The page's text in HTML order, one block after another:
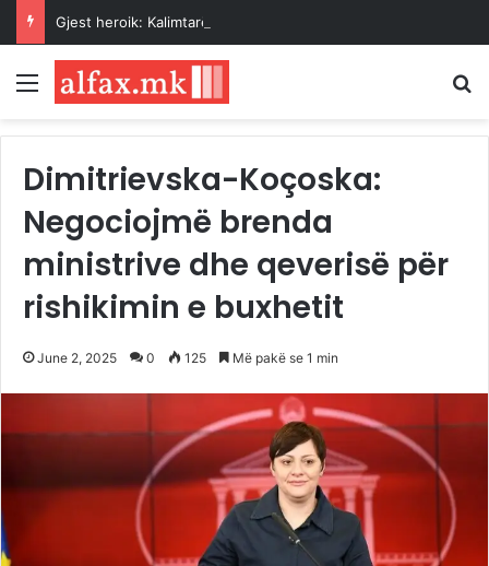
Menu
Dimitrievska-Koçoska:
Negociojmë brenda
ministrive dhe qeverisë për
rishikimin e buxhetit
June 2, 2025 0 125 Më pakë se 1 min